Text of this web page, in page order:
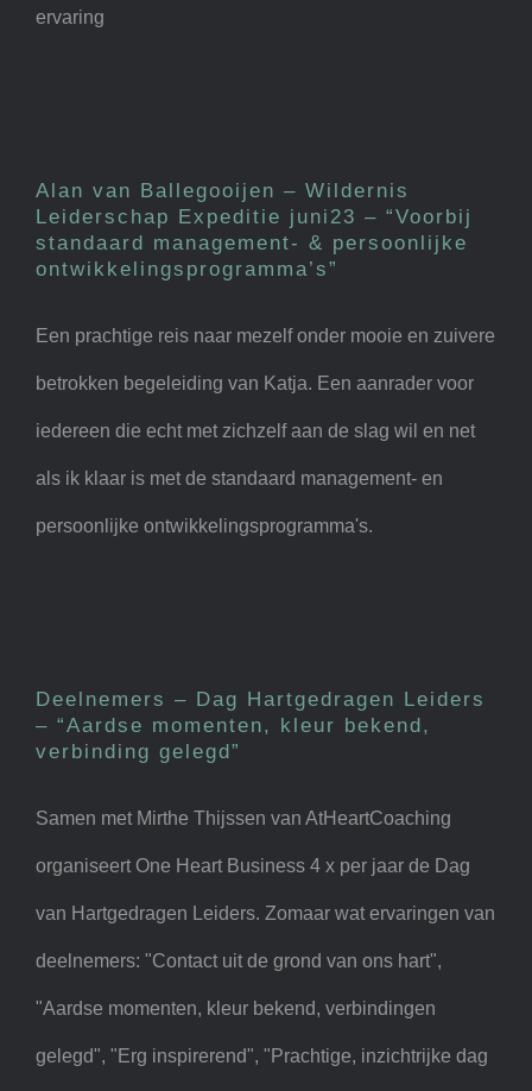
ervaring
persoonlijke
ontwikkelingsprogramma’s”
Alan van Ballegooijen – Wildernis
Leiderschap Expeditie juni23 – “Voorbij
standaard management- & persoonlijke
ontwikkelingsprogramma’s”
Een prachtige reis naar mezelf onder mooie en zuivere
betrokken begeleiding van Katja. Een aanrader voor
iedereen die echt met zichzelf aan de slag wil en net
als ik klaar is met de standaard management- en
persoonlijke ontwikkelingsprogramma's.
bekend, verbinding gelegd”
Deelnemers – Dag Hartgedragen Leiders
– “Aardse momenten, kleur bekend,
verbinding gelegd”
Samen met Mirthe Thijssen van AtHeartCoaching
organiseert One Heart Business 4 x per jaar de Dag
van Hartgedragen Leiders. Zomaar wat ervaringen van
deelnemers: "Contact uit de grond van ons hart",
"Aardse momenten, kleur bekend, verbindingen
gelegd", "Erg inspirerend", "Prachtige, inzichtrijke dag